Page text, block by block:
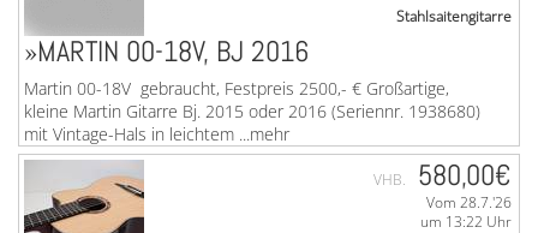
Stahlsaitengitarre
»MARTIN 00-18V, BJ 2016
Martin 00-18V gebraucht, Festpreis 2500,- € Großartige,
kleine Martin Gitarre Bj. 2015 oder 2016 (Seriennr. 1938680)
mit Vintage-Hals in leichtem ...mehr
VHB. 580,00€
Vom 28.7.'26
um 13:22 Uhr